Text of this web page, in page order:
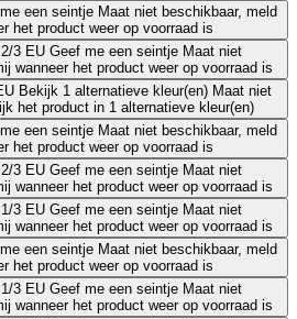
een seintje Maat niet beschikbaar, meld
het product weer op voorraad is
3 EU Geef me een seintje Maat niet
wanneer het product weer op voorraad is
Bekijk 1 alternatieve kleur(en) Maat niet
het product in 1 alternatieve kleur(en)
een seintje Maat niet beschikbaar, meld
het product weer op voorraad is
3 EU Geef me een seintje Maat niet
wanneer het product weer op voorraad is
3 EU Geef me een seintje Maat niet
wanneer het product weer op voorraad is
een seintje Maat niet beschikbaar, meld
het product weer op voorraad is
3 EU Geef me een seintje Maat niet
wanneer het product weer op voorraad is